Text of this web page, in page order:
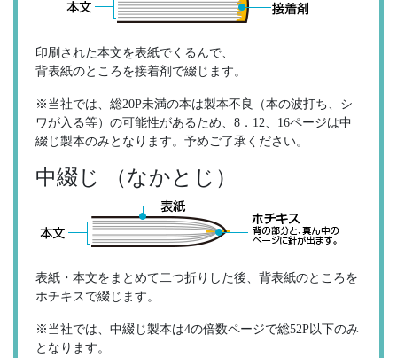
印刷された本文を表紙でくるんで、
背表紙のところを接着剤で綴じます。
※当社では、総20P未満の本は製本不良（本の波打ち、シ
ワが入る等）の可能性があるため、8．12、16ページは中
綴じ製本のみとなります。予めご了承ください。
中綴じ （なかとじ）
表紙・本文をまとめて二つ折りした後、背表紙のところを
ホチキスで綴じます。
※当社では、中綴じ製本は4の倍数ページで総52P以下のみ
となります。